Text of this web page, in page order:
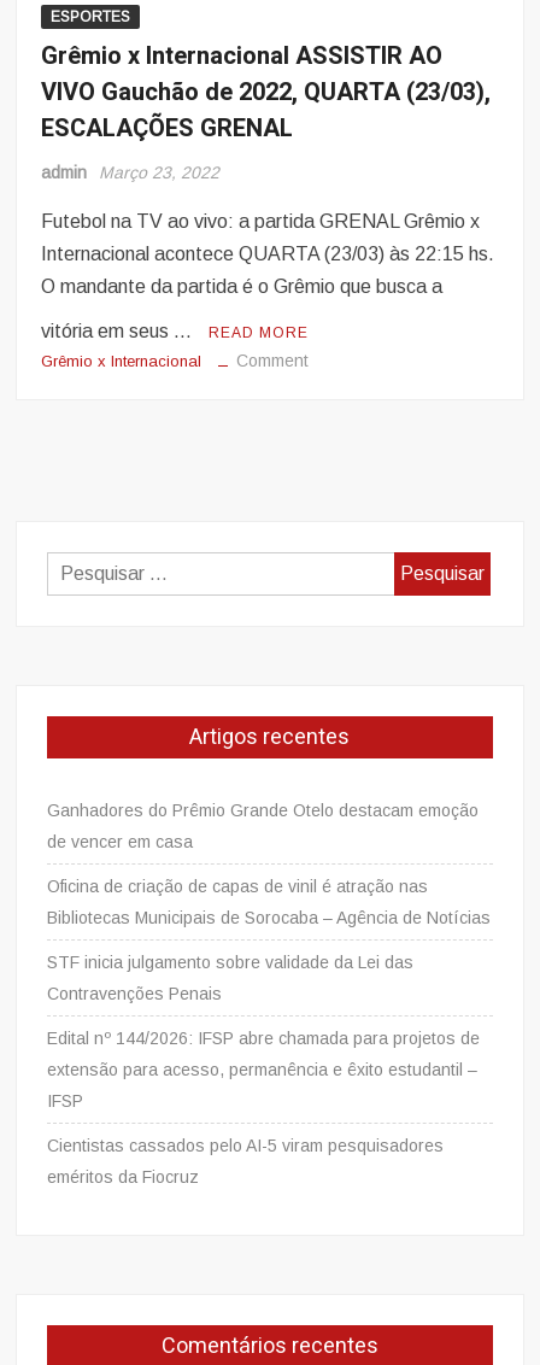
ESPORTES
Grêmio x Internacional ASSISTIR AO
VIVO Gauchão de 2022, QUARTA (23/03),
ESCALAÇÕES GRENAL
admin Março 23, 2022
Futebol na TV ao vivo: a partida GRENAL Grêmio x
Internacional acontece QUARTA (23/03) às 22:15 hs.
O mandante da partida é o Grêmio que busca a
vitória em seus … READ MORE
Grêmio x Internacional Commenton
Gauchão
GRENAL
Pesquisar
por:
Artigos recentes
Ganhadores do Prêmio Grande Otelo destacam emoção
de vencer em casa
Oficina de criação de capas de vinil é atração nas
Bibliotecas Municipais de Sorocaba – Agência de Notícias
STF inicia julgamento sobre validade da Lei das
Contravenções Penais
Edital nº 144/2026: IFSP abre chamada para projetos de
extensão para acesso, permanência e êxito estudantil –
IFSP
Cientistas cassados pelo AI-5 viram pesquisadores
eméritos da Fiocruz
Comentários recentes